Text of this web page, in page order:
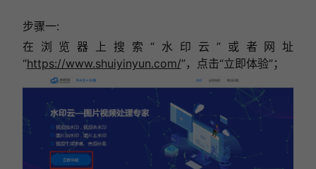
步骤一:
在浏览器上搜索“水印云”或者网址
“https://www.shuiyinyun.com/”，点击“立即体验”；